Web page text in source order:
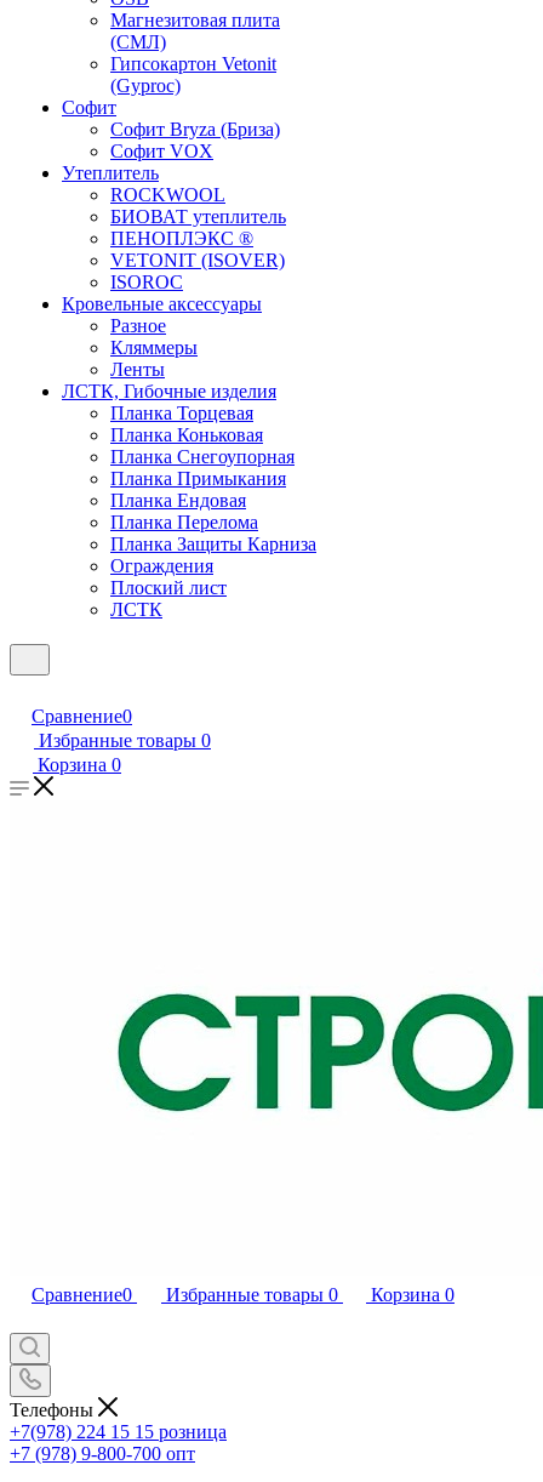
Магнезитовая плита
(СМЛ)
Гипсокартон Vetonit
(Gyproc)
Софит
Софит Bryza (Бриза)
Софит VOX
Утеплитель
ROCKWOOL
БИОВАТ утеплитель
ПЕНОПЛЭКС ®
VETONIT (ISOVER)
ISOROC
Кровельные аксессуары
Разное
Кляммеры
Ленты
ЛСТК, Гибочные изделия
Планка Торцевая
Планка Коньковая
Планка Снегоупорная
Планка Примыкания
Планка Ендовая
Планка Перелома
Планка Защиты Карниза
Ограждения
Плоский лист
ЛСТК
Сравнение0
Избранные товары 0
Корзина 0
Сравнение0 Избранные товары 0 Корзина 0
Телефоны
+7(978) 224 15 15 розница
+7 (978) 9-800-700 опт